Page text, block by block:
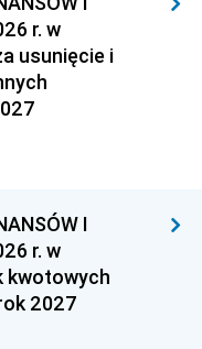
r. w
usunięcie i
I
r. w
kwotowych
2027